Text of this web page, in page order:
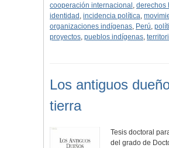
cooperación internacional , derechos
identidad , incidencia política,
organizaciones indígenas, Perú,
proyectos, pueblos indígenas,
Los antiguos
tierra
Tesis doctoral
del grado de